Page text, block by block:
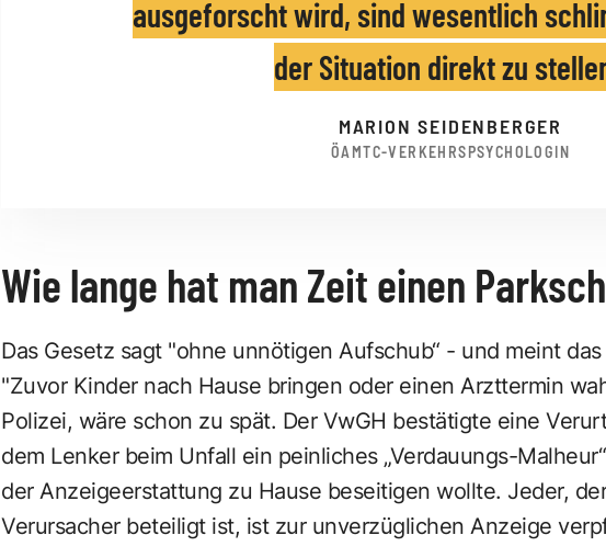
ausgeforscht wird, sind wesentlich
der Situation direkt zu
MARION SEIDENBERGER
ÖAMTC-VERKEHRSPSYCHOLOGIN
Wie lange hat man Zeit einen
Das Gesetz sagt "ohne unnötigen Aufschub“ - und meint
"Zuvor Kinder nach Hause bringen oder einen Arzttermin
Polizei, wäre schon zu spät. Der VwGH bestätigte eine
dem Lenker beim Unfall ein peinliches „Verdauungs-
der Anzeigeerstattung zu Hause beseitigen wollte. Jeder,
Verursacher beteiligt ist, ist zur unverzüglichen Anzeige